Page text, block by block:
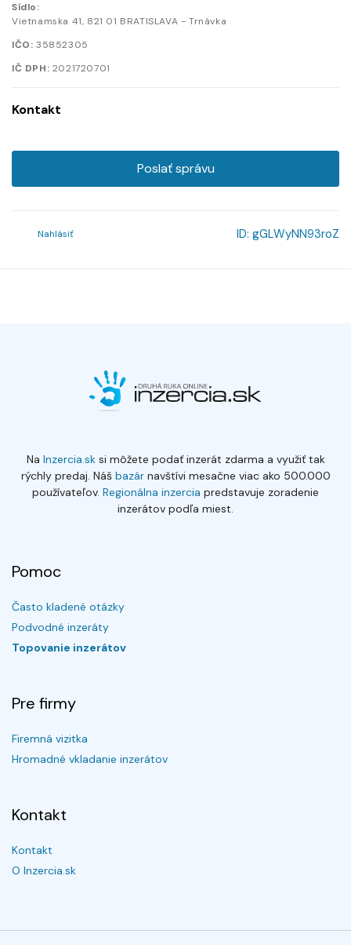
Sídlo:
Vietnamska 41, 821 01 BRATISLAVA - Trnávka
IČO: 35852305
IČ DPH: 2021720701
Kontakt
Poslať správu
Nahlásiť ID: gGLWyNN93roZ
Na Inzercia.sksi môžete podať inzerát zdarma a využiť tak
rýchly predaj. Náš bazárnavštívi mesačne viac ako 500.000
používateľov. Regionálna inzercia predstavuje zoradenie
inzerátov podľa miest.
Pomoc
Často kladené otázky
Podvodné inzeráty
Topovanie inzerátov
Pre firmy
Firemná vizitka
Hromadné vkladanie inzerátov
Kontakt
Kontakt
O Inzercia.sk